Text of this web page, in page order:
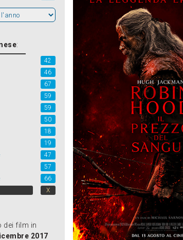
:
42
46
67
59
59
50
18
19
47
57
66
X
dei film in
2017